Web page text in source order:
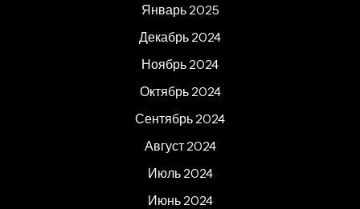
Январь 2025
Декабрь 2024
Ноябрь 2024
Октябрь 2024
Сентябрь 2024
Август 2024
Июль 2024
Июнь 2024